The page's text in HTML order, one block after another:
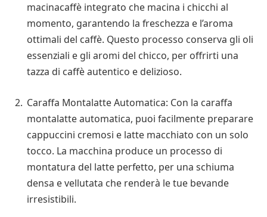
macinacaffè integrato che macina i chicchi al
momento, garantendo la freschezza e l’aroma
ottimali del caffè. Questo processo conserva gli oli
essenziali e gli aromi del chicco, per offrirti una
tazza di caffè autentico e delizioso.
Caraffa Montalatte Automatica: Con la caraffa
montalatte automatica, puoi facilmente preparare
cappuccini cremosi e latte macchiato con un solo
tocco. La macchina produce un processo di
montatura del latte perfetto, per una schiuma
densa e vellutata che renderà le tue bevande
irresistibili.